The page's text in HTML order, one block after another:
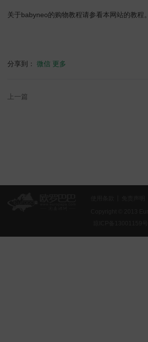
关于babyneo的购物教程请参看本网站的教程。
分享到： 微信 更多
上一篇